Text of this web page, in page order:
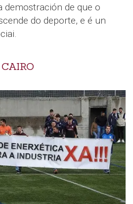
demostración de que o
do deporte, e é un